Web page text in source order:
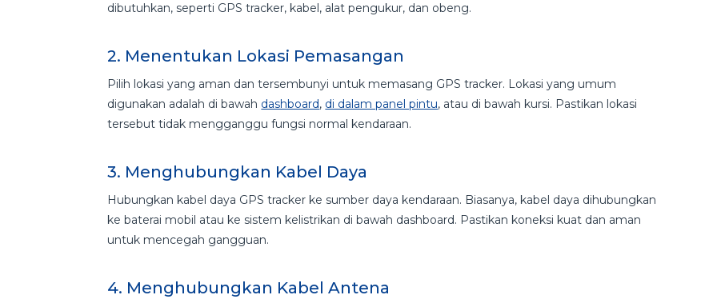
dibutuhkan, seperti GPS tracker, kabel, alat pengukur, dan obeng.
2. Menentukan Lokasi Pemasangan
Pilih lokasi yang aman dan tersembunyi untuk memasang GPS tracker. Lokasi yang umum
digunakan adalah di bawah dashboard, di dalam panel pintu, atau di bawah kursi. Pastikan lokasi
tersebut tidak mengganggu fungsi normal kendaraan.
3. Menghubungkan Kabel Daya
Hubungkan kabel daya GPS tracker ke sumber daya kendaraan. Biasanya, kabel daya dihubungkan
ke baterai mobil atau ke sistem kelistrikan di bawah dashboard. Pastikan koneksi kuat dan aman
untuk mencegah gangguan.
4. Menghubungkan Kabel Antena